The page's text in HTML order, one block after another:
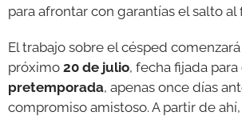
para afrontar con garantías el salto
El trabajo sobre el césped
próximo 20 de julio, fecha fijada para
pretemporada, apenas once días
compromiso amistoso. A partir de